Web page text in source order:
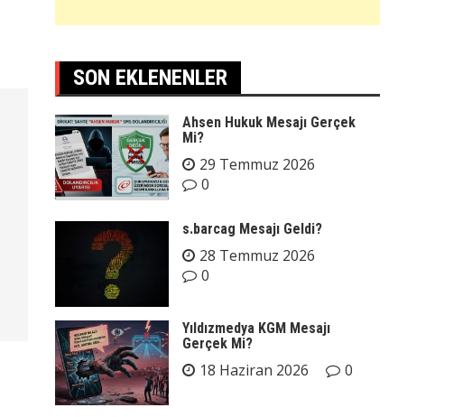
SON EKLENENLER
Ahsen Hukuk Mesajı Gerçek
Mi?
29 Temmuz 2026
0
s.barcag Mesajı Geldi?
28 Temmuz 2026
0
Yıldızmedya KGM Mesajı
Gerçek Mi?
18 Haziran 2026 0